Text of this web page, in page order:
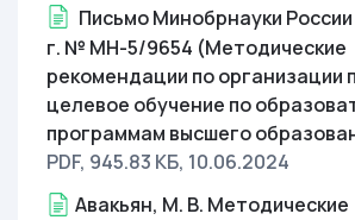
Письмо Минобрнауки
г. № МН-5/9654 (Методические
рекомендации по организации
целевое обучение по
программам высшего
PDF, 945.83 КБ, 10.06.2024
Авакьян, М. В. Методические